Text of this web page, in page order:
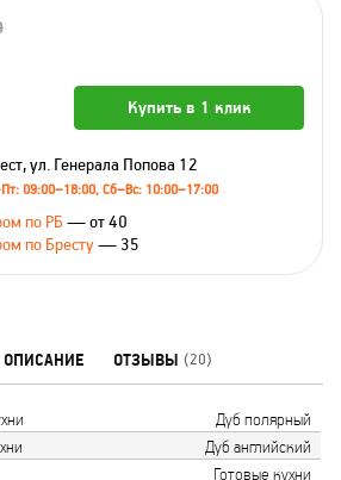
Купить в 1 клик
ул. Генерала Попова 12
09:00–18:00, Сб–Вс: 10:00–17:00
по РБ — от 40
по Бресту— 35
ОПИСАНИЕ ОТЗЫВЫ (20)
Дуб полярный
Дуб английский
Готовые кухни